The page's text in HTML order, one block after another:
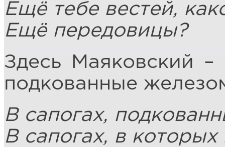
Ещё тебе вестей,
Ещё передовицы?
Здесь Маяковский
подкованные
В сапогах,
В сапогах, в которых